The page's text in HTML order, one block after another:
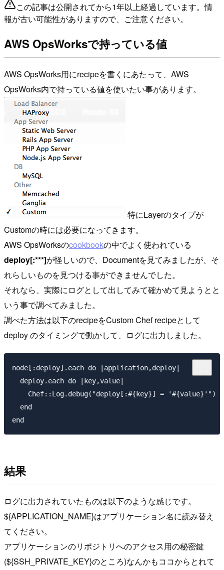
この記事は公開されてから1年以上経過しています。情
報が古い可能性がありますので、ご注意ください。
AWS OpsWorksで持っている値
AWS OpsWorks用にrecipeを書くにあたって、AWS
OpsWorks内で持っている値を使いたい事があります。
特にLayerのタイプが
Customの時には必要になってきます。
AWS OpsWorksのcookbookの中でよく使われている
deploy[:***]が怪しいので、Documentを見てみましたが、そ
れらしいものを見つける事ができませんでした。
それなら、実際にログとして出してみて確かめて見ようとと
いう事で調べてみました。
調べた方法は以下のrecipeをCustom Chef recipeとして
deploy のタイミングで動かして、ログに出力しました。
node[:deploy].each do |application,deploy|
  deploy.each do |key,value|
    Chef::Log.debug("deploy[:#{key}] = '#{value}'")
  end
結果
ログに出力されていたものは以下のような感じです。
${APPLICATION_NAME}はアプリケーション名に読み替え
てください。
アプリケーションのリポジトリへのアクセス用の秘密鍵
(${SSH_PRIVATE_KEY}のところ)なんかもココからとれて